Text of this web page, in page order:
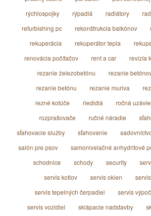
rýchlospojky
rýpadlá radiátory
refurbishing pc
rekonštrukcia balkónov
rekuperácia
rekuperátor tepla
renovácia počítačov
rent a car revizía
rezanie železobetónu
rezanie
rezanie betónu
rezanie muriva
rezné kotúče
riedidlá ročná
rozprašovače
ručné náradie
sťahovacie služby
sťahovanie
salón pre psov
samonivelačné anhydritové
schodnice
schody security
servis kotlov
servis okien
servis tepelných čerpadiel
servis
servis vozidiel
sklápacie nadstavby